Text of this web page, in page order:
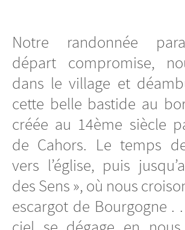
Notre randonnée
départ compromise,
dans le village et
cette belle bastide au
créée au 14ème siècle
de Cahors. Le temps
vers l’église, puis
des Sens », où nous
escargot de Bourgogne .